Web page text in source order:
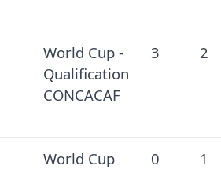
World Cup -
Qualification
CONCACAF
3 2
World Cup 0 1